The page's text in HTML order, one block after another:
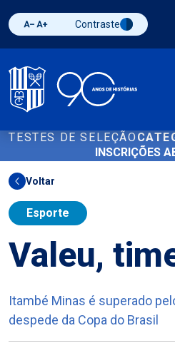
Diminuir fonte
Aumentar fonteAlternar contraste
Contraste
TESTES DE SELEÇÃO
INSCRIÇÕES
Voltar
Esporte
Valeu,
Itambé Minas é superado
despede da Copa do Brasil